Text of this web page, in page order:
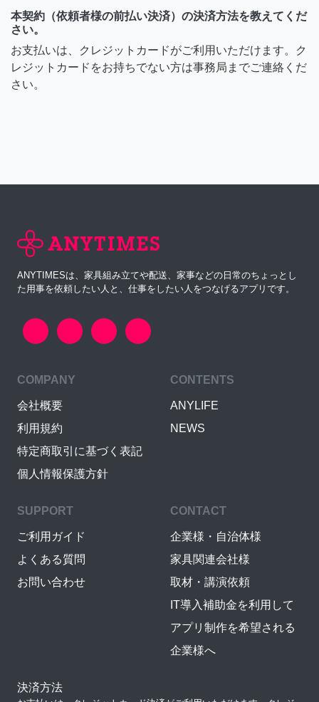
本契約（依頼者様の前払い決済）の決済方法を教えてくだ
さい。
お支払いは、クレジットカードがご利用いただけます。ク
レジットカードをお持ちでない方は事務局までご連絡くだ
さい。
ANYTIMESは、家具組み立てや配送、家事などの日常のちょっとし
た用事を依頼したい人と、仕事をしたい人をつなげるアプリです。
COMPANY
会社概要
利用規約
特定商取引に基づく表記
個人情報保護方針
CONTENTS
ANYLIFE
NEWS
SUPPORT
ご利用ガイド
よくある質問
お問い合わせ
CONTACT
企業様・自治体様
家具関連会社様
取材・講演依頼
IT導入補助金を利用して
アプリ制作を希望される
企業様へ
決済方法